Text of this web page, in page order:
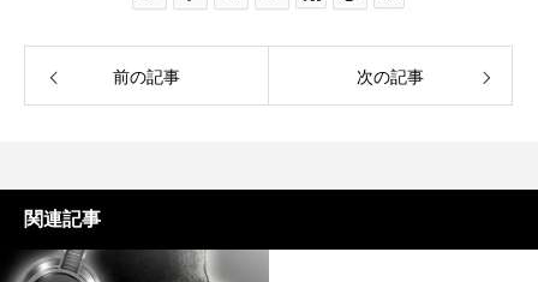
前の記事 次の記事
関連記事